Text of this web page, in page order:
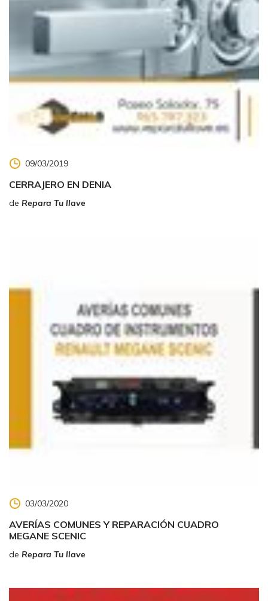
09/03/2019
CERRAJERO EN DENIA
de Repara Tu llave
03/03/2020
AVERÍAS COMUNES Y REPARACIÓN CUADRO
MEGANE SCENIC
de Repara Tu llave